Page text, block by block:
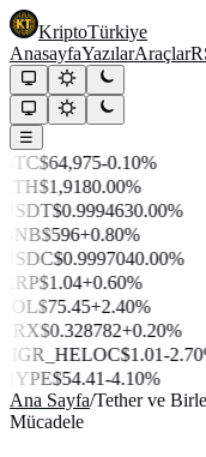
KriptoTürkiye
AnasayfaYazılarAraçlar
☰
$64,975-0.10%
$1,9180.00%
$0.9994630.00%
$596+0.80%
$0.9997040.00%
$1.04+0.60%
$75.45+2.40%
$0.328782+0.20%
$1.01-
$54.41-4.10%
Ana Sayfa/Tether ve
Mücadele